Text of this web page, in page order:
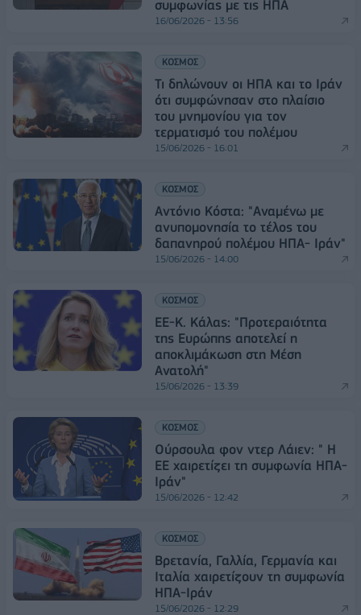
συμφωνίας με τις ΗΠΑ
16/06/2026 - 13:56
ΚΟΣΜΟΣ
Τι δηλώνουν οι ΗΠΑ και το Ιράν
ότι συμφώνησαν στο πλαίσιο
του μνημονίου για τον
τερματισμό του πολέμου
15/06/2026 - 16:01
ΚΟΣΜΟΣ
Αντόνιο Κόστα: "Αναμένω με
ανυπομονησία το τέλος του
δαπανηρού πολέμου ΗΠΑ- Ιράν"
15/06/2026 - 14:00
ΚΟΣΜΟΣ
ΕΕ-Κ. Κάλας: "Προτεραιότητα
της Ευρώπης αποτελεί η
αποκλιμάκωση στη Μέση
Ανατολή"
15/06/2026 - 13:39
ΚΟΣΜΟΣ
Ούρσουλα φον ντερ Λάιεν: " Η
ΕΕ χαιρετίζει τη συμφωνία ΗΠΑ-
Ιράν"
15/06/2026 - 12:42
ΚΟΣΜΟΣ
Βρετανία, Γαλλία, Γερμανία και
Ιταλία χαιρετίζουν τη συμφωνία
ΗΠΑ-Ιράν
15/06/2026 - 12:29